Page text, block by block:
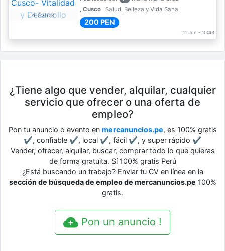
4 fotos
, Cusco
Salud, Belleza y Vida Sana
200 PEN
11 Jun - 10:43
¿Tiene algo que vender, alquilar, cualquier
servicio que ofrecer o una oferta de
empleo?
Pon tu anuncio o evento en mercanuncios.pe, es 100% gratis
✔, confiable ✔, local ✔, fácil ✔, y super rápido ✔
Vender, ofrecer, alquilar, buscar, comprar todo lo que quieras
de forma gratuita. Sí 100% gratis Perú
¿Está buscando un trabajo? Enviar tu CV en línea en la
sección de búsqueda de empleo de mercanuncios.pe 100%
gratis.
Pon un anuncio !